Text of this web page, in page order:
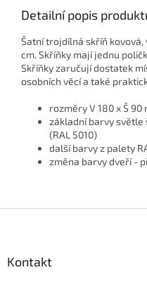
Detailní popis
Šatní trojdílná skříň kovová,
cm. Skříňky mají jednu
Skříňky zaručují dostatek
osobních věcí a také
rozměry V 180 x Š 90
základní barvy světle
(RAL 5010)
další barvy z palety
změna barvy dveří -
Kontakt